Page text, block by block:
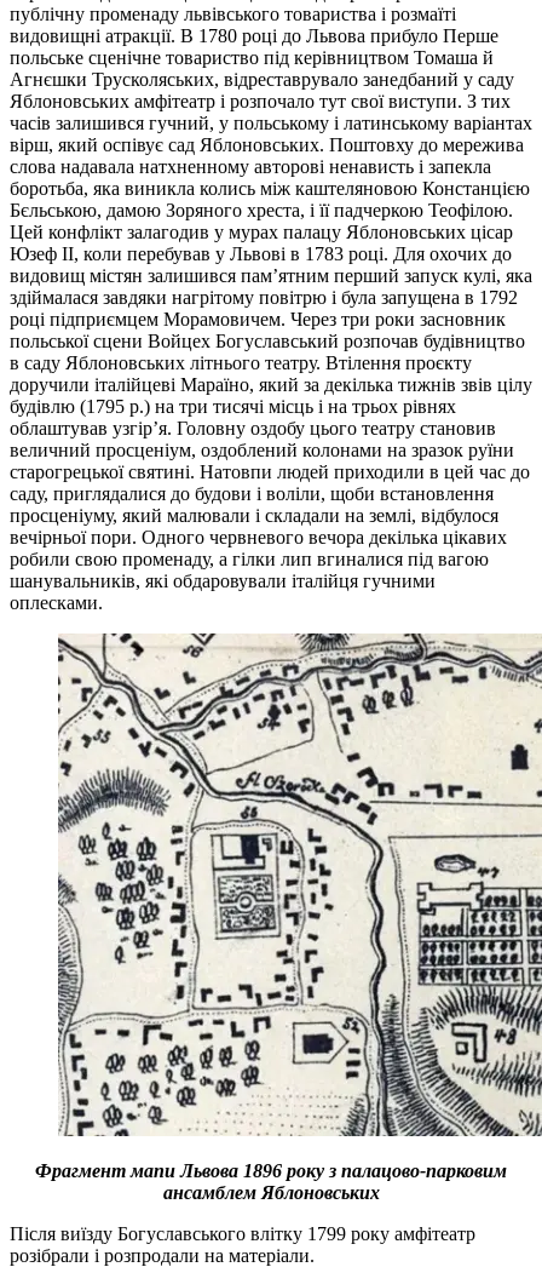
публічну променаду львівського товариства і розмаїті
видовищні атракції. В 1780 році до Львова прибуло Перше
польське сценічне товариство під керівництвом Томаша й
Агнєшки Трусколяських, відреставрувало занедбаний у саду
Яблоновських амфітеатр і розпочало тут свої виступи. З тих
часів залишився гучний, у польському і латинському варіантах
вірш, який оспівує сад Яблоновських. Поштовху до мережива
слова надавала натхненному авторові ненависть і запекла
боротьба, яка виникла колись між каштеляновою Констанцією
Бєльською, дамою Зоряного хреста, і її падчеркою Теофілою.
Цей конфлікт залагодив у мурах палацу Яблоновських цісар
Юзеф ІІ, коли перебував у Львові в 1783 році. Для охочих до
видовищ містян залишився пам’ятним перший запуск кулі, яка
здіймалася завдяки нагрітому повітрю і була запущена в 1792
році підприємцем Морамовичем. Через три роки засновник
польської сцени Войцех Богуславський розпочав будівництво
в саду Яблоновських літнього театру. Втілення проєкту
доручили італійцеві Мараїно, який за декілька тижнів звів цілу
будівлю (1795 р.) на три тисячі місць і на трьох рівнях
облаштував узгір’я. Головну оздобу цього театру становив
величний просценіум, оздоблений колонами на зразок руїни
старогрецької святині. Натовпи людей приходили в цей час до
саду, приглядалися до будови і воліли, щоби встановлення
просценіуму, який малювали і складали на землі, відбулося
вечірньої пори. Одного червневого вечора декілька цікавих
робили свою променаду, а гілки лип вгиналися під вагою
шанувальників, які обдаровували італійця гучними
оплесками.
Фрагмент мапи Львова 1896 року з палацово-парковим
ансамблем Яблоновських
Після виїзду Богуславського влітку 1799 року амфітеатр
розібрали і розпродали на матеріали.